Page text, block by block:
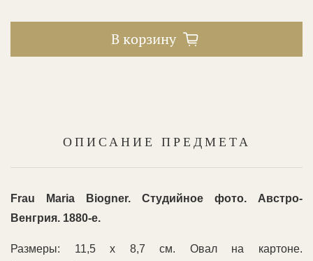
В корзину
ОПИСАНИЕ ПРЕДМЕТА
Frau Maria
Biogner. Студийное фото. Австро-
Венгрия. 1880-е.
Размеры: 11,5 х 8,7 см. Овал на картоне.